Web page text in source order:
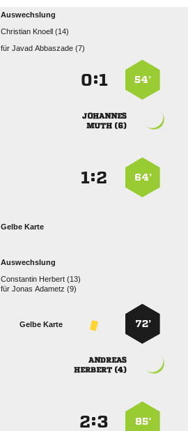
Auswechslung
  
für  
54’
:

 
64’
:
Gelbe Karte
Auswechslung
  
für  
72’
Gelbe Karte

 
85’
: